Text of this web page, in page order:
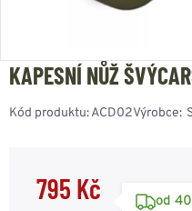
KAPESNÍ NŮŽ
Kód produktu:ACD02Výrobce:
795 Kč od